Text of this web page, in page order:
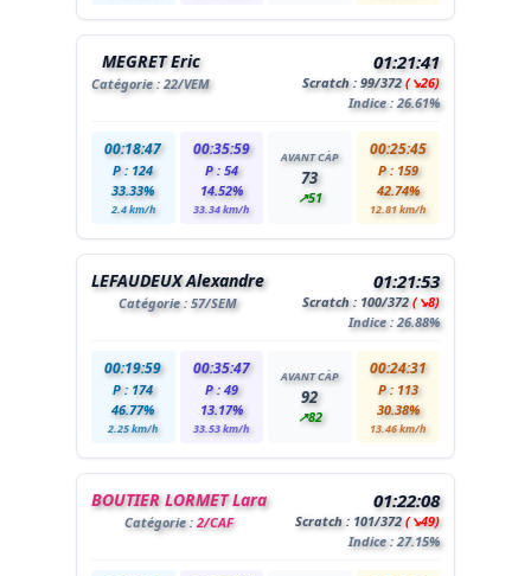
MEGRET Eric
Catégorie :22/VEM
01:21:41
Scratch : 99/372(↘26)
Indice : 26.61%
00:18:47
P : 124
33.33%
2.4 km/h
00:35:59
P : 54
14.52%
33.34 km/h
AVANT CÀP
73
↗51
00:25:45
P : 159
42.74%
12.81 km/h
LEFAUDEUX Alexandre
Catégorie : 57/SEM
01:21:53
Scratch : 100/372(↘8)
Indice : 26.88%
00:19:59
P : 174
46.77%
2.25 km/h
00:35:47
P : 49
13.17%
33.53 km/h
AVANT CÀP
92
↗82
00:24:31
P : 113
30.38%
13.46 km/h
BOUTIER LORMET Lara
Catégorie :2/CAF
01:22:08
Scratch : 101/372(↘49)
Indice : 27.15%